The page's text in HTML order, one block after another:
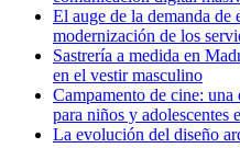
El auge de la demanda de
modernización de los
Sastrería a medida en
en el vestir masculino
Campamento de cine:
para niños y adolescentes
La evolución del diseño